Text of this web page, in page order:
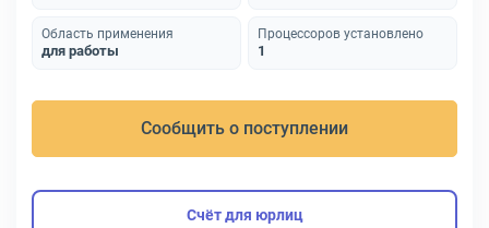
Область применения
для работы
Процессоров установлено
1
Сообщить о поступлении
Счёт для юрлиц